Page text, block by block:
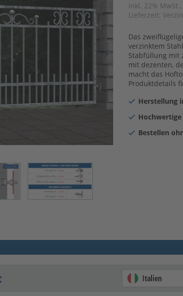
inkl. 22%
Lieferzeit:
Das
verzinktem
Stabfüllung mit
mit dezenten,
macht das
Produktdetails
Herstellung
Bestellen
Italien